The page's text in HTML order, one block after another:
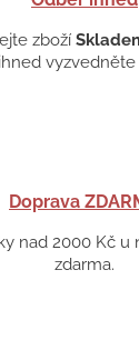
zboží
vyzvedněte
Doprava
nad 2000 Kč u
zdarma.